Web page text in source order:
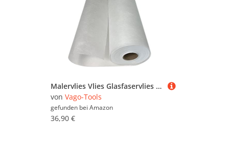
Malervlies Vlies Glasfaservlies 45 Anstrichvlies Schutzvlies VaGo PROFI 1x 50m²
von Vago-Tools
gefunden bei Amazon
36,90 €